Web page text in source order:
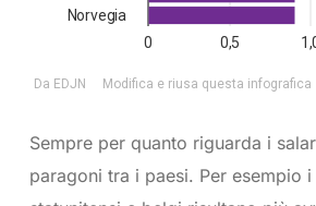
Sempre per quanto riguarda i
paragoni tra i paesi. Per esempio